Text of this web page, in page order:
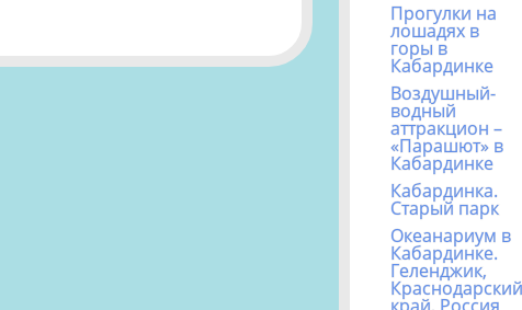
Прогулки на
лошадях в
горы в
Кабардинке
Воздушный-
водный
аттракцион –
«Парашют» в
Кабардинке
Кабардинка.
Старый парк
Океанариум в
Кабардинке.
Геленджик,
Краснодарский